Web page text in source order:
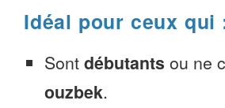
Idéal pour ceux qui
Sont débutants ou ne
ouzbek.